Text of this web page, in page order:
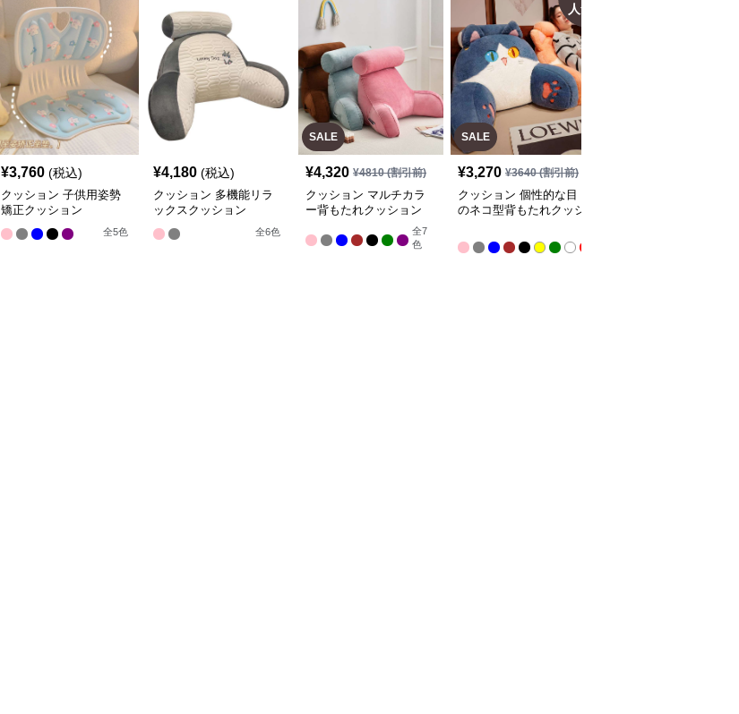
¥3,760 (税込)
クッション 子供用姿勢
矯正クッション
全5色
¥4,180 (税込)
クッション 多機能リラ
ックスクッション
全6色
SALE
¥4,320 ¥4810(割引前)
クッション マルチカラ
ー背もたれクッション
全7
色
SALE
人気
¥3,270 ¥3640(割引前)
クッション 個性的な目
のネコ型背もたれクッシ